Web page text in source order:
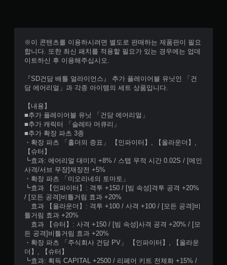
※이 콘텐츠를 이용하시려면 별도로 판매하는 제품판이 필요
합니다. 또한 최신 패치를 적용할 필요가 있는 경우에는 업데
이트하신 후 이용해주십시오.
『SD건담 배틀 얼라이언스』 추가 플레이어블 유닛인 「건
담 에어리얼」과 각종 아이템의 세트 상품입니다.
【내용】
■추가 플레이어블 유닛 「건담 에어리얼」
■추가 캐릭터 「슬레타 머큐리」
■추가 확장 파츠 3종
・확장 파츠 「홀더의 증표」 【인파이터】, 【올라운더】,
【슈터】
┗효과: 에어리얼 대미지 +8% / 스텝 무적 시간 0.02S / [메인
사격/서브 무장]재장전 +5%
・확장 파츠 「미오리네의 토마토」
┗효과 【인파이터】: 격투 +150 / [빔 속성]격투 공격 +20%
/ [모든 공격]비틀거림 효과 +20%
효과 【올라운더】: 격투 +100 / 사격 +100 / [모든 공격]비
틀거림 효과 +20%
효과 【슈터】: 사격 +150 / [빔 속성]사격 공격 +20% / [모
든 공격]비틀거림 효과 +20%
・확장 파츠 「주식회사 건담 PV」 【인파이터】, 【올라운
더】, 【슈터】
┗효과: 획득 CAPITAL +2500 / 리페어 키트 전체화 +15% /